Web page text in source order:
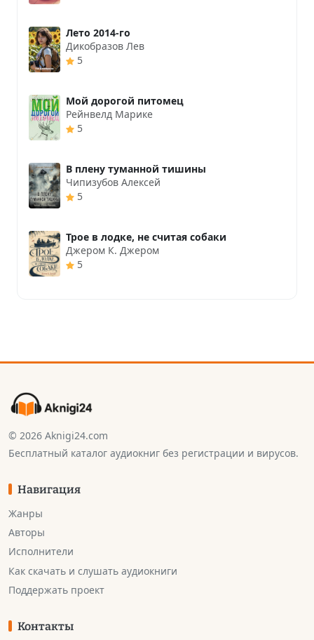
Лето 2014-го
Дикобразов Лев
5
Мой дорогой питомец
Рейнвелд Марике
5
В плену туманной тишины
Чипизубов Алексей
5
Трое в лодке, не считая собаки
Джером К. Джером
5
© 2026 Aknigi24.com
Бесплатный каталог аудиокниг без регистрации и вирусов.
Навигация
Жанры
Авторы
Исполнители
Как скачать и слушать аудиокниги
Поддержать проект
Контакты